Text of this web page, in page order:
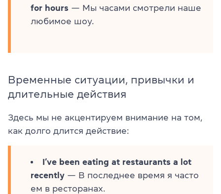
for hours — Мы часами смотрели наше
любимое шоу.
Временные ситуации, привычки и
длительные действия
Здесь мы не акцентируем внимание на том,
как долго длится действие:
I’ve been eating at restaurants a lot
recently — В последнее время я часто
ем в ресторанах.